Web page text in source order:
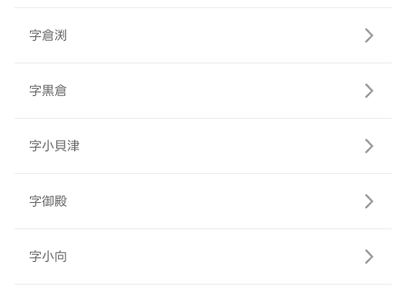
字倉渕
字黒倉
字小貝津
字御殿
字小向